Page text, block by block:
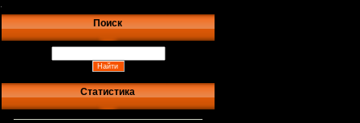
Поиск
Статистика